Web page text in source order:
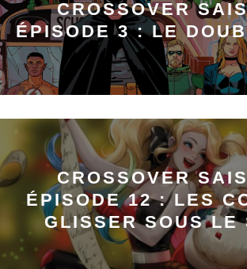
CROSSOVER
ÉPISODE 3 : LE
CROSSOVER
ÉPISODE 12 : LES
GLISSER SOUS LE